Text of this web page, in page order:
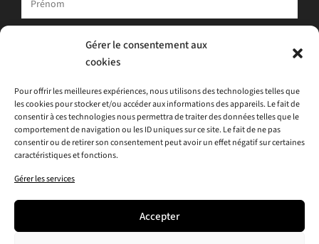
Gérer le consentement aux
cookies
Pour offrir les meilleures expériences, nous utilisons des technologies telles que
les cookies pour stocker et/ou accéder aux informations des appareils. Le fait de
consentir à ces technologies nous permettra de traiter des données telles que le
comportement de navigation ou les ID uniques sur ce site. Le fait de ne pas
consentir ou de retirer son consentement peut avoir un effet négatif sur certaines
caractéristiques et fonctions.
Gérer les services
Accepter
Votre adresse e-mail est uniquement utilisée pour vous envoyer
notre newsletter et des informations sur les activités d'ATLAS.
la newsletter.
J'acceptela politique de confidentialité